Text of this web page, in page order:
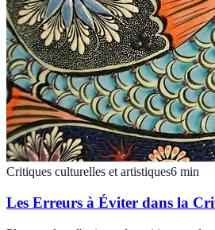
Critiques culturelles et artistiques6 min
Les Erreurs à Éviter dans la